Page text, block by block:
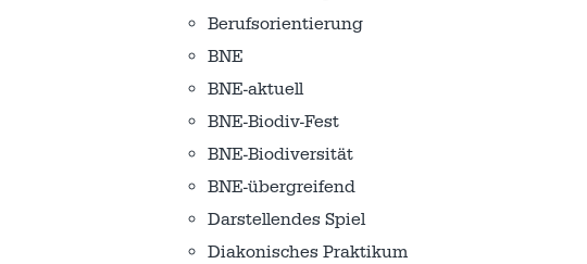
Berufsorientierung
BNE
BNE-aktuell
BNE-Biodiv-Fest
BNE-Biodiversität
BNE-übergreifend
Darstellendes Spiel
Diakonisches Praktikum